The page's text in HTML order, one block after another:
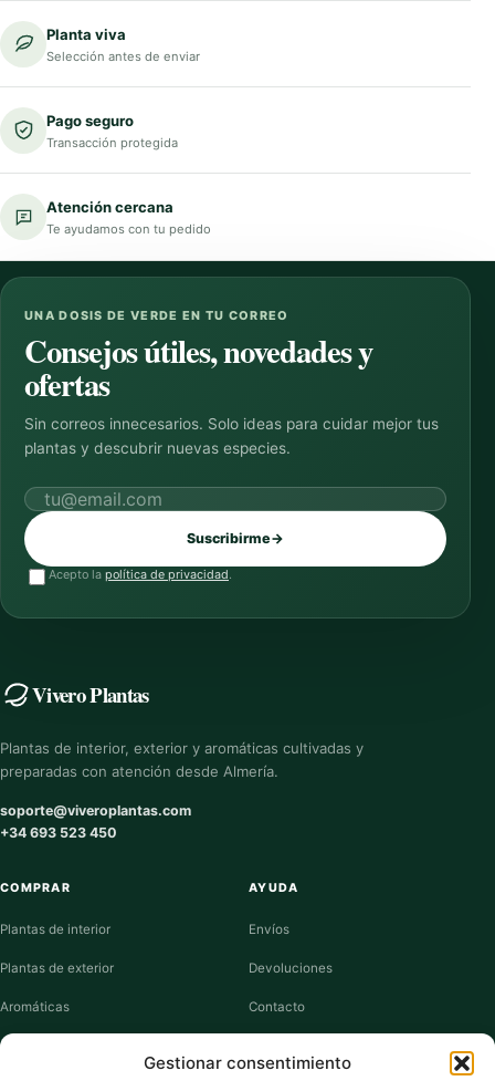
Gestionar consentimiento
Planta viva
Selección antes de enviar
Pago seguro
Transacción protegida
Atención cercana
Te ayudamos con tu pedido
UNA DOSIS DE VERDE EN TU CORREO
Consejos útiles, novedades y
ofertas
Sin correos innecesarios. Solo ideas para cuidar mejor tus
plantas y descubrir nuevas especies.
Correo electrónico
Suscribirme→
Acepto la política de privacidad.
Vivero Plantas
Plantas de interior, exterior y aromáticas cultivadas y
preparadas con atención desde Almería.
soporte@viveroplantas.com
+34 693 523 450
COMPRAR
Plantas de interior
Plantas de exterior
Aromáticas
Suculentas
AYUDA
Envíos
Devoluciones
Contacto